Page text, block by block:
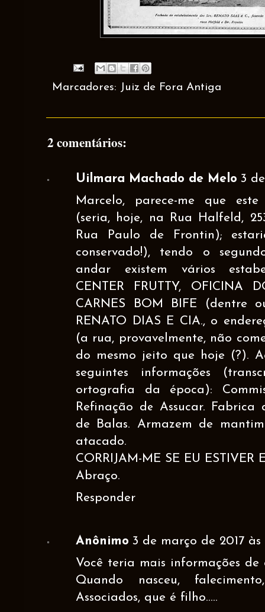
Marcadores: Juiz de Fora Antiga
2 comentários:
Uilmara Machado de Melo 3
Marcelo, parece-me que
(seria, hoje, na Rua Halfeld,
Rua Paulo de Frontin);
conservado!), tendo o
andar existem vários
CENTER FRUTTY, OFICINA
CARNES BOM BIFE (dentre
RENATO DIAS E CIA., o
(a rua, provavelmente, não
do mesmo jeito que hoje (?).
seguintes informações
ortografia da época):
Refinação de Assucar. Fabrica
de Balas. Armazem de
atacado.
CORRIJAM-ME SE EU ESTIVER
Abraço.
Responder
Anônimo 3 de março de 2017 às
Você teria mais informações de
Quando nasceu,
Associados, que é filho.....